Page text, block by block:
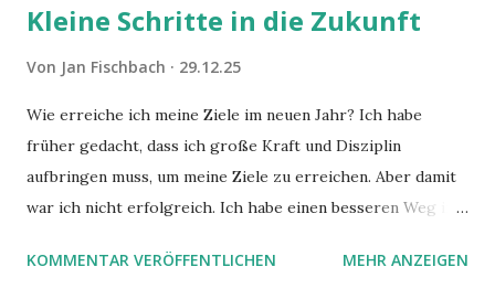
Kleine Schritte in die Zukunft
Von Jan Fischbach 29.12.25
Wie erreiche ich meine Ziele im neuen Jahr? Ich habe
früher gedacht, dass ich große Kraft und Disziplin
aufbringen muss, um meine Ziele zu erreichen. Aber damit
war ich nicht erfolgreich. Ich habe einen besseren Weg in
möchte. Darin habe ich zwei gute Begründungen gefunden,
KOMMENTAR VERÖFFENTLICHEN MEHR ANZEIGEN